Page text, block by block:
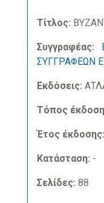
Τίτλος:
Συγγραφέας:
ΣΥΓΓΡΑΦΕΩΝ
Εκδόσεις:
Τόπος
Έτος έκδοσης:
Κατάσταση: -
Σελίδες: 88